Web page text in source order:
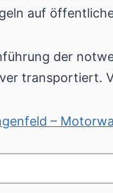
auf
der
transportiert.
–